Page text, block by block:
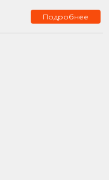
Подробнее